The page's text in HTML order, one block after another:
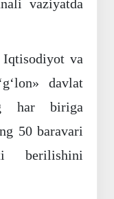
vaziyatda
Iqtisodiyot va
davlat
har biriga
50 baravari
berilishini